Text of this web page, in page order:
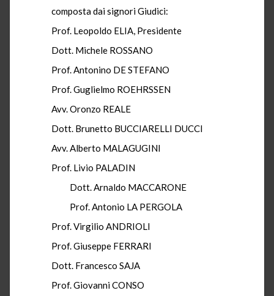
composta dai signori Giudici:
Prof. Leopoldo ELIA, Presidente
Dott. Michele ROSSANO
Prof. Antonino DE STEFANO
Prof. Guglielmo ROEHRSSEN
Avv. Oronzo REALE
Dott. Brunetto BUCCIARELLI DUCCI
Avv. Alberto MALAGUGINI
Prof. Livio PALADIN
Dott. Arnaldo MACCARONE
Prof. Antonio LA PERGOLA
Prof. Virgilio ANDRIOLI
Prof. Giuseppe FERRARI
Dott. Francesco SAJA
Prof. Giovanni CONSO